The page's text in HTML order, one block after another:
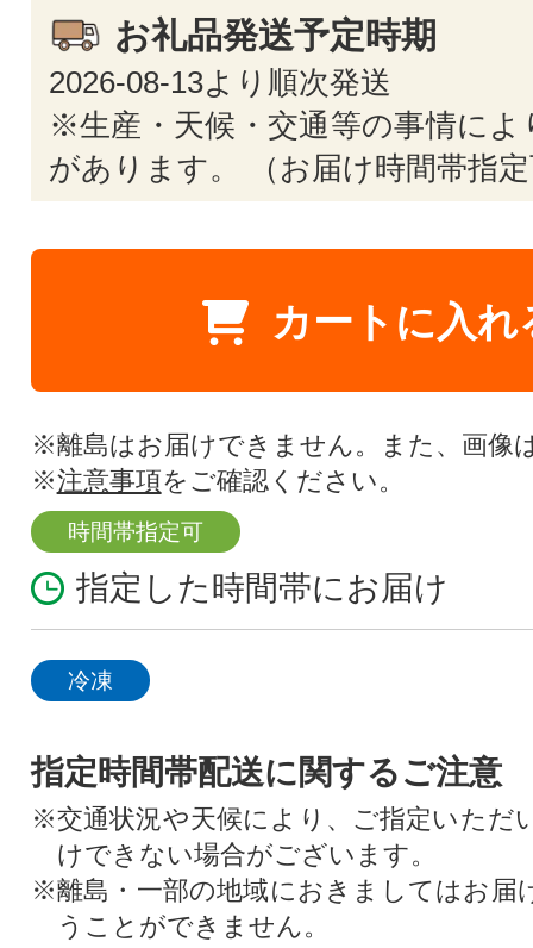
お礼品発送予定時期
2026-08-13より順次発送
※生産・天候・交通等の事情によ
があります。 （お届け時間帯指
カートに入れ
※離島はお届けできません。また、画像
※注意事項をご確認ください。
時間帯指定可
指定した時間帯にお届け
冷凍
指定時間帯配送に関するご注意
※交通状況や天候により、ご指定いただ
けできない場合がございます。
※離島・一部の地域におきましてはお届
うことができません。